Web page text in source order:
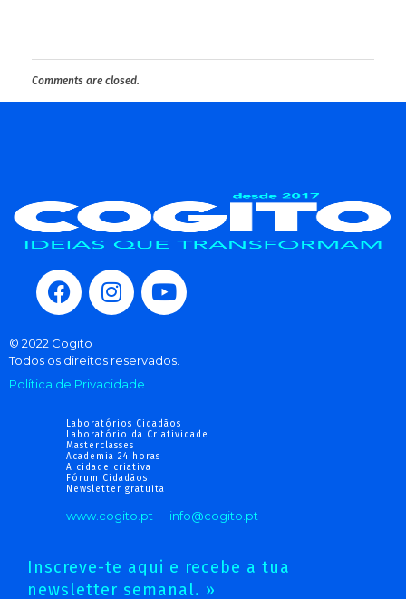
Comments are closed.
© 2022 Cogito
Todos os direitos reservados.
Política de Privacidade
Laboratórios Cidadãos
Laboratório da Criatividade
Masterclasses
Academia 24 horas
A cidade criativa
Fórum Cidadãos
Newsletter gratuita
www.cogito.pt info@cogito.pt
Inscreve-te aqui e recebe a tua
newsletter semanal. »